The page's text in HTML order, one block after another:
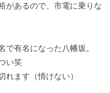
があるので、市電に乗りな
有名になった八幡坂。
い笑
ます（情けない）